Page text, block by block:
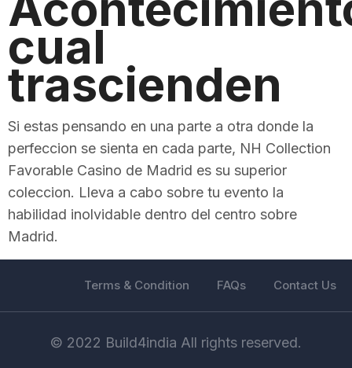
cual
trascienden
Si estas pensando en una parte a otra donde la
perfeccion se sienta en cada parte, NH Collection
Favorable Casino de Madrid es su superior
coleccion. Lleva a cabo sobre tu evento la
habilidad inolvidable dentro del centro sobre
Madrid.
Terms & Condition FAQs Contact Us
© 2022 Build4india All rights reserved.